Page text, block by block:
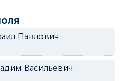
Павлович
Васильевич